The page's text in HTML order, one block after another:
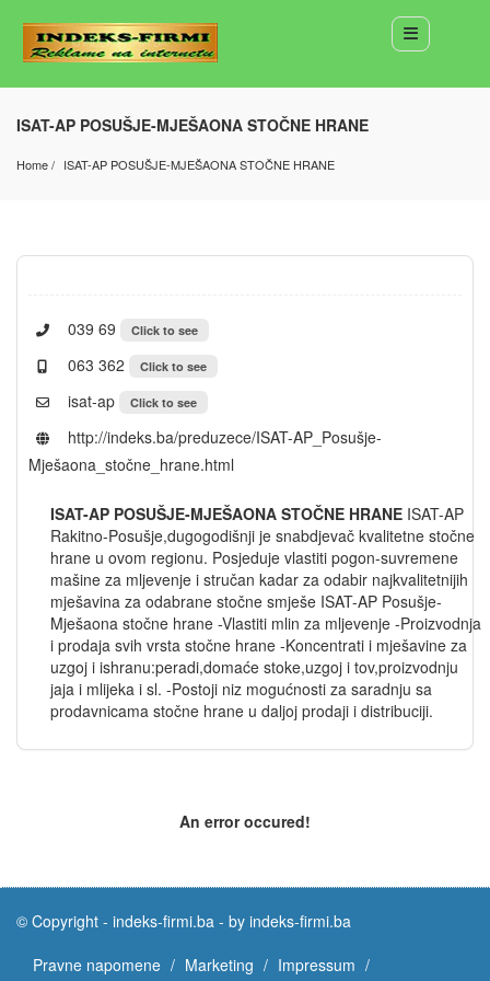
ISAT-AP POSUŠJE-MJEŠAONA STOČNE HRANE
Home ISAT-AP POSUŠJE-MJEŠAONA STOČNE HRANE
039 69 Click to see
063 362 Click to see
isat-ap Click to see
http://indeks.ba/preduzece/ISAT-AP_Posušje-
Mješaona_stočne_hrane.html
ISAT-AP POSUŠJE-MJEŠAONA STOČNE HRANE ISAT-AP
Rakitno-Posušje,dugogodišnji je snabdjevač kvalitetne stočne
hrane u ovom regionu. Posjeduje vlastiti pogon-suvremene
mašine za mljevenje i stručan kadar za odabir najkvalitetnijih
mješavina za odabrane stočne smješe ISAT-AP Posušje-
Mješaona stočne hrane -Vlastiti mlin za mljevenje -Proizvodnja
i prodaja svih vrsta stočne hrane -Koncentrati i mješavine za
uzgoj i ishranu:peradi,domaće stoke,uzgoj i tov,proizvodnju
jaja i mlijeka i sl. -Postoji niz mogućnosti za saradnju sa
prodavnicama stočne hrane u daljoj prodaji i distribuciji.
An error occured!
© Copyright - indeks-firmi.ba - by indeks-firmi.ba
Pravne napomene
Marketing
Impressum